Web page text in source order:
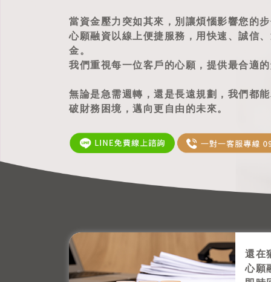
當資金壓力突如其來，別讓煩惱影響您的
心願融資以線上便捷服務，用快速、誠信
金。
我們重視每一位客戶的心願，提供最合適
無論是急需週轉，還是長遠規劃，我們都
破財務困境，邁向更自由的未來。
還在
心願